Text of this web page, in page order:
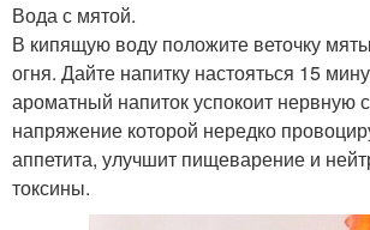
Вода с мятой.
В кипящую воду положите веточку
огня. Дайте напитку настояться 15
ароматный напиток успокоит нервную
напряжение которой нередко
аппетита, улучшит пищеварение и
токсины.